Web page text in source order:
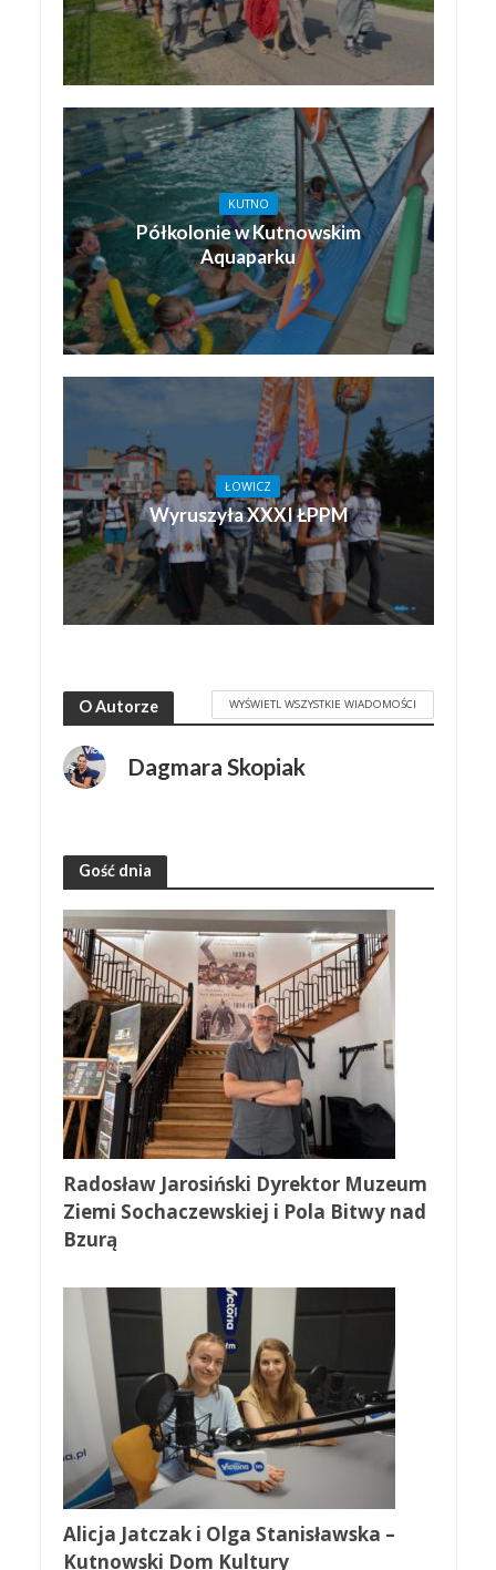
KUTNO
Półkolonie w Kutnowskim
Aquaparku
ŁOWICZ
Wyruszyła XXXI ŁPPM
O Autorze WYŚWIETL WSZYSTKIE WIADOMOŚCI
Dagmara Skopiak
Gość dnia
Radosław Jarosiński Dyrektor Muzeum
Ziemi Sochaczewskiej i Pola Bitwy nad
Bzurą
Alicja Jatczak i Olga Stanisławska –
Kutnowski Dom Kultury